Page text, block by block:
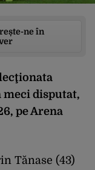
ne în
disputat,
pe Arena
Tănase (43)